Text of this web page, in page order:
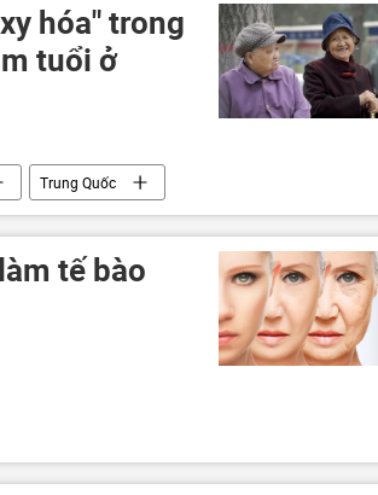
hóa" trong
tuổi ở
Trung Quốc
tế bào